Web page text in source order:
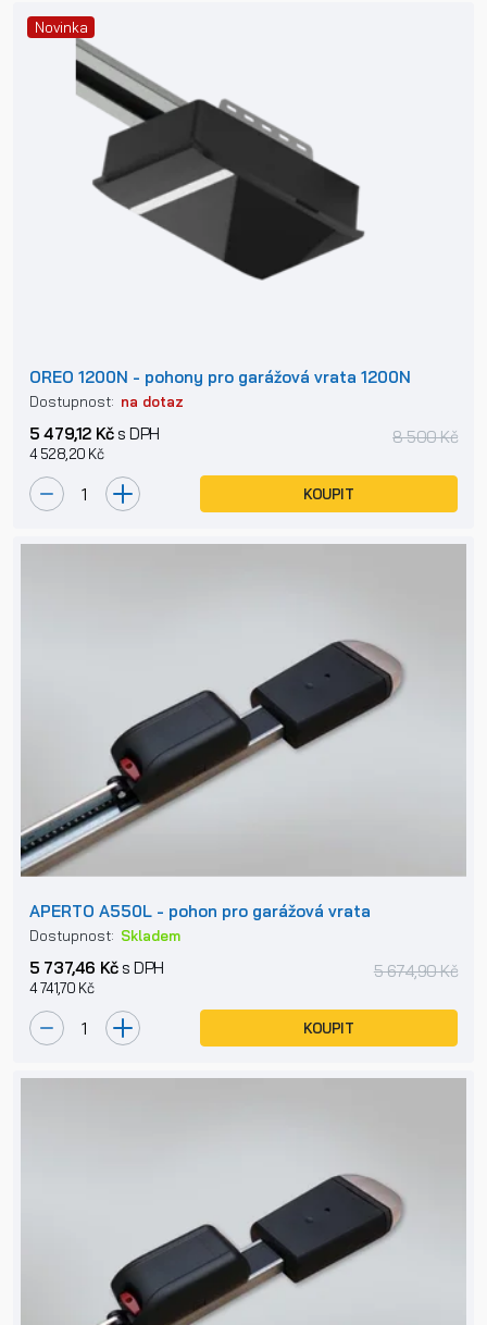
Novinka
OREO 1200N - pohony pro garážová vrata 1200N
Dostupnost: na dotaz
5 479,12 Kčs DPH
4 528,20 Kč
8 500 Kč
KOUPIT
APERTO A550L - pohon pro garážová vrata
Dostupnost: Skladem
5 737,46 Kčs DPH
4 741,70 Kč
5 674,90 Kč
KOUPIT